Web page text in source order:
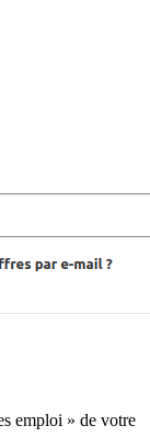
emploi » de votre